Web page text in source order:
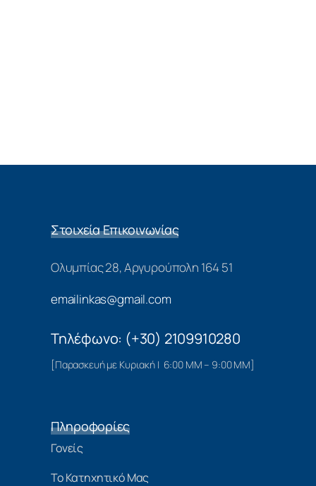
Στοιχεία Επικοινωνίας
Ολυμπίας 28, Αργυρούπολη 164 51
emailinkas@gmail.com
Τηλέφωνο: (+30) 2109910280
[Παρασκευή με Κυριακή | 6:00 ΜΜ – 9:00 ΜΜ]
Πληροφορίες
Γονείς
Το Κατηχητικό Μας